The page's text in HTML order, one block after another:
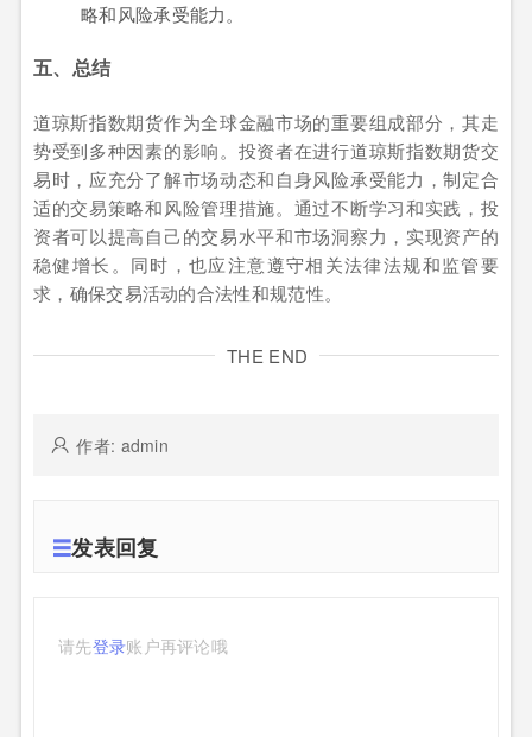
略和风险承受能力。
五、总结
道琼斯指数期货作为全球金融市场的重要组成部分，其走
势受到多种因素的影响。投资者在进行道琼斯指数期货交
易时，应充分了解市场动态和自身风险承受能力，制定合
适的交易策略和风险管理措施。通过不断学习和实践，投
资者可以提高自己的交易水平和市场洞察力，实现资产的
稳健增长。同时，也应注意遵守相关法律法规和监管要
求，确保交易活动的合法性和规范性。
THE END
作者: admin
发表回复
请先登录账户再评论哦